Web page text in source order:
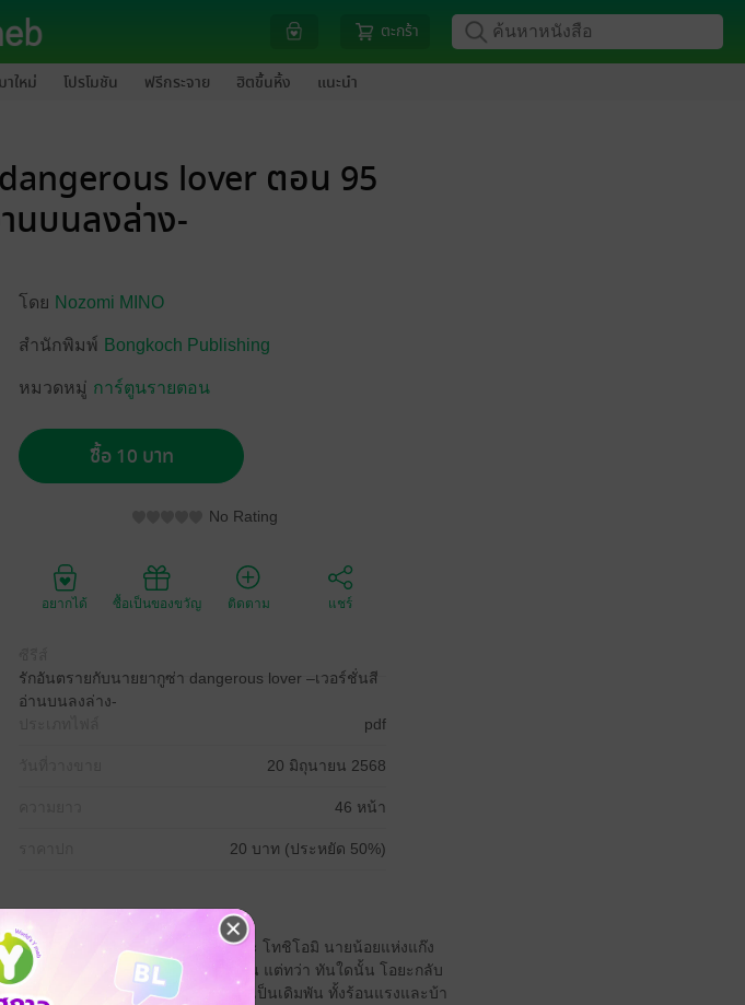
ตะกร้า
มาใหม่ โปรโมชัน ฟรีกระจาย ฮิตขึ้นหิ้ง แนะนำ
lover ตอน 95
นบนลงล่าง-
โดย Nozomi MINO
สำนักพิมพ์ Bongkoch Publishing
หมวดหมู่ การ์ตูนรายตอน
ซื้อ 10 บาท
No Rating
อยากได้ ซื้อเป็นของขวัญ ติดตาม แชร์
รักอันตรายกับนายยากูซ่า dangerous lover –เวอร์ชั่นสี
อ่านบนลงล่าง-
pdf
20 มิถุนายน 2568
46 หน้า
20 บาท (ประหยัด 50%)
ยในงานปาร์ตี้ ผู้ที่มาช่วยไว้ก็คือโอยะ โทชิโอมิ นายน้อยแห่งแก๊ง
ยนผิดคาด ทั้งคู่ต่างดึงดูดซึ่งกันและกัน แต่ทว่า ทันใดนั้น โอยะกลับ
มรักของผู้ชายที่มีชีวิตอยู่โดยใช้ชีวิตเป็นเดิมพัน ทั้งร้อนแรงและบ้า